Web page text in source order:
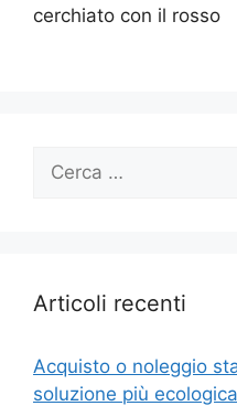
cerchiato con il rosso
per:
Articoli recenti
Acquisto o noleggio
soluzione più